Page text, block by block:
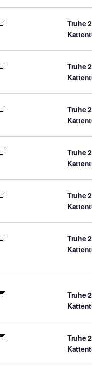
Truhe
Truhe
Truhe
Truhe
Truhe
Truhe
Truhe
Truhe